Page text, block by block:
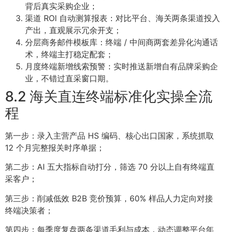
背后真实采购企业；
渠道 ROI 自动测算报表：对比平台、海关两条渠道投入
产出，直观展示冗余开支；
分层商务邮件模板库：终端 / 中间商两套差异化沟通话
术，终端主打稳定配套；
月度终端新增线索预警：实时推送新增自有品牌采购企
业，不错过直采窗口期。
8.2 海关直连终端标准化实操全流
程
第一步：录入主营产品 HS 编码、核心出口国家，系统抓取
12 个月完整报关时序单据；
第二步：AI 五大指标自动打分，筛选 70 分以上自有终端直
采客户；
第三步：削减低效 B2B 竞价预算，60% 样品人力定向对接
终端决策者；
第四步：每季度复盘两条渠道毛利与成本，动态调整平台年